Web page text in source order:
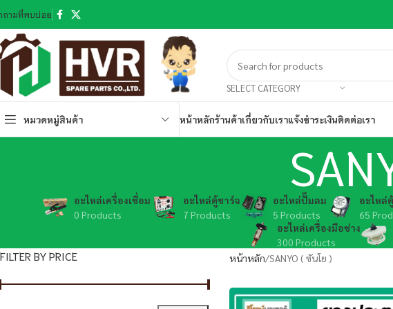
ถามที่พบบ่อย
SELECT CATEGORY
หมวดหมู่สินค้า หน้าหลักร้านค้าเกี่ยวกับเราแจ้งชำระเงินติดต่อเรา
อะไหล่เครื่องเชื่อม
0 Products
อะไหล่ตู้ชาร์จ
7 Products
อะไหล่ปั๊มลม
5 Products
อะไหล่
65
อะไหล่เครื่องมือช่าง
300 Products
FILTER BY PRICE หน้าหลัก SANYO ( ซันโย )